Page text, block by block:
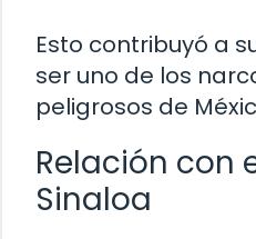
Esto contribuyó a
ser uno de los
peligrosos de
Relación con
Sinaloa